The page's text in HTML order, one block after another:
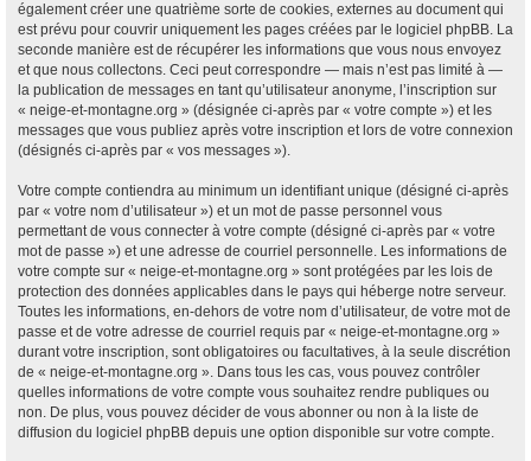
également créer une quatrième sorte de cookies, externes au document qui
est prévu pour couvrir uniquement les pages créées par le logiciel phpBB. La
seconde manière est de récupérer les informations que vous nous envoyez
et que nous collectons. Ceci peut correspondre — mais n’est pas limité à —
la publication de messages en tant qu’utilisateur anonyme, l’inscription sur
« neige-et-montagne.org » (désignée ci-après par « votre compte ») et les
messages que vous publiez après votre inscription et lors de votre connexion
(désignés ci-après par « vos messages »).
Votre compte contiendra au minimum un identifiant unique (désigné ci-après
par « votre nom d’utilisateur ») et un mot de passe personnel vous
permettant de vous connecter à votre compte (désigné ci-après par « votre
mot de passe ») et une adresse de courriel personnelle. Les informations de
votre compte sur « neige-et-montagne.org » sont protégées par les lois de
protection des données applicables dans le pays qui héberge notre serveur.
Toutes les informations, en-dehors de votre nom d’utilisateur, de votre mot de
passe et de votre adresse de courriel requis par « neige-et-montagne.org »
durant votre inscription, sont obligatoires ou facultatives, à la seule discrétion
de « neige-et-montagne.org ». Dans tous les cas, vous pouvez contrôler
quelles informations de votre compte vous souhaitez rendre publiques ou
non. De plus, vous pouvez décider de vous abonner ou non à la liste de
diffusion du logiciel phpBB depuis une option disponible sur votre compte.